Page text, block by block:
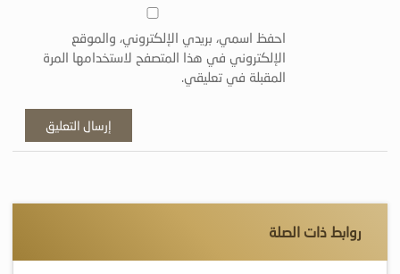
احفظ اسمي، بريدي الإلكتروني، والموقع
الإلكتروني في هذا المتصفح لاستخدامها المرة
المقبلة في تعليقي.
روابط ذات الصلة